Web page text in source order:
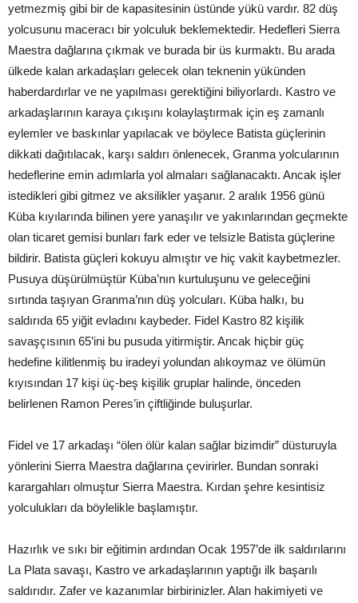
yetmezmiş gibi bir de kapasitesinin üstünde yükü vardır. 82 düş
yolcusunu maceracı bir yolculuk beklemektedir. Hedefleri Sierra
Maestra dağlarına çıkmak ve burada bir üs kurmaktı. Bu arada
ülkede kalan arkadaşları gelecek olan teknenin yükünden
haberdardırlar ve ne yapılması gerektiğini biliyorlardı. Kastro ve
arkadaşlarının karaya çıkışını kolaylaştırmak için eş zamanlı
eylemler ve baskınlar yapılacak ve böylece Batista güçlerinin
dikkati dağıtılacak, karşı saldırı önlenecek, Granma yolcularının
hedeflerine emin adımlarla yol almaları sağlanacaktı. Ancak işler
istedikleri gibi gitmez ve aksilikler yaşanır. 2 aralık 1956 günü
Küba kıyılarında bilinen yere yanaşılır ve yakınlarından geçmekte
olan ticaret gemisi bunları fark eder ve telsizle Batista güçlerine
bildirir. Batista güçleri kokuyu almıştır ve hiç vakit kaybetmezler.
Pusuya düşürülmüştür Küba’nın kurtuluşunu ve geleceğini
sırtında taşıyan Granma’nın düş yolcuları. Küba halkı, bu
saldırıda 65 yiğit evladını kaybeder. Fidel Kastro 82 kişilik
savaşçısının 65’ini bu pusuda yitirmiştir. Ancak hiçbir güç
hedefine kilitlenmiş bu iradeyi yolundan alıkoymaz ve ölümün
kıyısından 17 kişi üç-beş kişilik gruplar halinde, önceden
belirlenen Ramon Peres’in çiftliğinde buluşurlar.
Fidel ve 17 arkadaşı “ölen ölür kalan sağlar bizimdir” düsturuyla
yönlerini Sierra Maestra dağlarına çevirirler. Bundan sonraki
karargahları olmuştur Sierra Maestra. Kırdan şehre kesintisiz
yolculukları da böylelikle başlamıştır.
Hazırlık ve sıkı bir eğitimin ardından Ocak 1957’de ilk saldırılarını
La Plata savaşı, Kastro ve arkadaşlarının yaptığı ilk başarılı
saldırıdır. Zafer ve kazanımlar birbirinizler. Alan hakimiyeti ve